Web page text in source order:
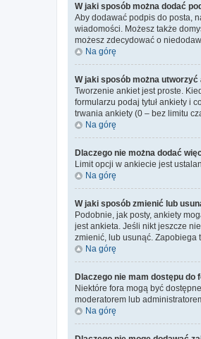
W jaki sposób można dodać
Aby dodawać podpis do posta,
wiadomości. Możesz także
możesz zdecydować o
Na górę
W jaki sposób można utworzyć
Tworzenie ankiet jest proste.
formularzu podaj tytuł ankiety i
trwania ankiety (0 – bez limitu
Na górę
Dlaczego nie można dodać
Limit opcji w ankiecie jest
Na górę
W jaki sposób zmienić lub
Podobnie, jak posty, ankiety
jest ankieta. Jeśli nikt jeszcze
zmienić, lub usunąć. Zapobiega
Na górę
Dlaczego nie mam dostępu do
Niektóre fora mogą być
moderatorem lub
Na górę